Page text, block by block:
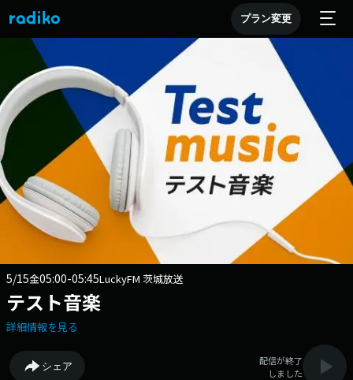
プラン変更
5/15金05:00-05:45LuckyFM 茨城放送
テスト音楽
詳細情報を見る
シェア
配信が終了
しました